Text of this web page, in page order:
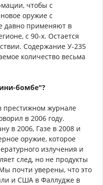
чтобы с
оружие с
давно применяют в
с 90-х. Остается
Содержание У-235
количество весьма
бомбе"?
престижном журнале
в 2006 году.
в 2006, Газе в 2008 и
оружие, которое
излучения и
след, но не продукты
почти уверены, что это
и США в Фаллудже в